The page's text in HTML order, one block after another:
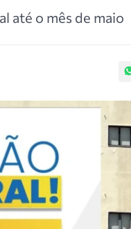
até o mês de maio